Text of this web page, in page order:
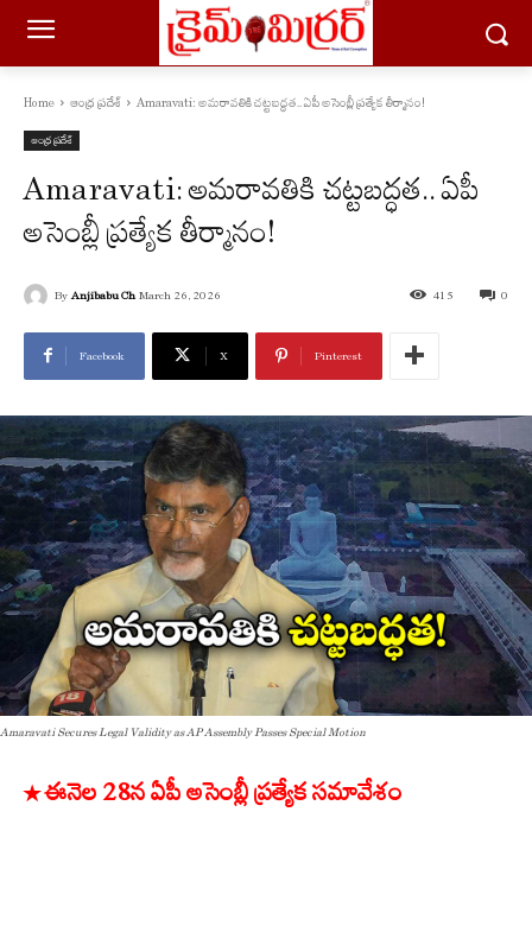
Home ఆంధ్ర ప్రదేశ్ Amaravati: అమరావతికి చట్టబద్ధత.. ఏపీ అసెంబ్లీ ప్రత్యేక తీర్మానం!
ఆంధ్ర ప్రదేశ్
Amaravati: అమరావతికి చట్టబద్ధత.. ఏపీ
అసెంబ్లీ ప్రత్యేక తీర్మానం!
By Anjibabu Ch March 26, 2026 0
415
Facebook X Pinterest
Amaravati Secures Legal Validity as AP Assembly Passes Special Motion
* ఈనెల 28న ఏపీ అసెంబ్లీ ప్రత్యేక సమావేశం